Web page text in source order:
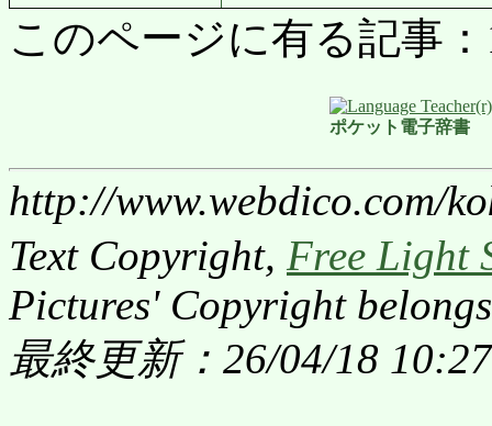
このページに有る記事
ポケット電子辞書
http://www.webdico.com/
Text Copyright, Free Light
Pictures' Copyright
最終更新：26/04/18 10:27